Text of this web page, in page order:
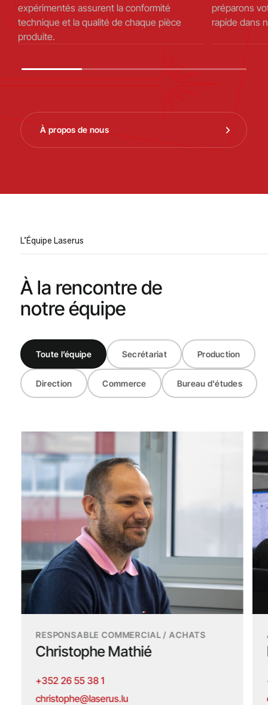
expérimentés assurent la conformité
technique et la qualité de chaque pièce
produite.
préparons
rapide dans
À propos de nous
L’Équipe Laserus
À la rencontre de
notre équipe
Toute l’équipe Secrétariat Production
Direction Commerce Bureau d'études
RESPONSABLE COMMERCIAL / ACHATS
Christophe Mathié
+352 26 55 38 1
christophe@laserus.lu